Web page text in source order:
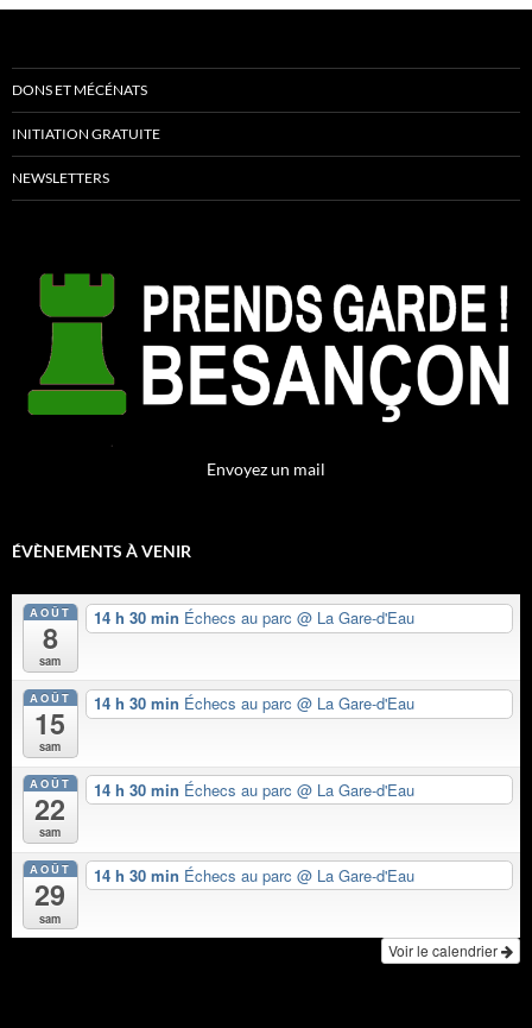
DONS ET MÉCÉNATS
INITIATION GRATUITE
NEWSLETTERS
Envoyez un mail
ÉVÈNEMENTS À VENIR
AOÛT
8
sam
14 h 30 min Échecs au parc @ La Gare-d'Eau
AOÛT
15
sam
14 h 30 min Échecs au parc @ La Gare-d'Eau
AOÛT
22
sam
14 h 30 min Échecs au parc @ La Gare-d'Eau
AOÛT
29
sam
14 h 30 min Échecs au parc @ La Gare-d'Eau
Voir le calendrier